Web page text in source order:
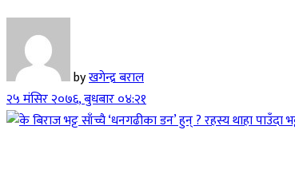
byखगेन्द्र बराल
२५ मंसिर २०७६, बुधबार ०४:२१